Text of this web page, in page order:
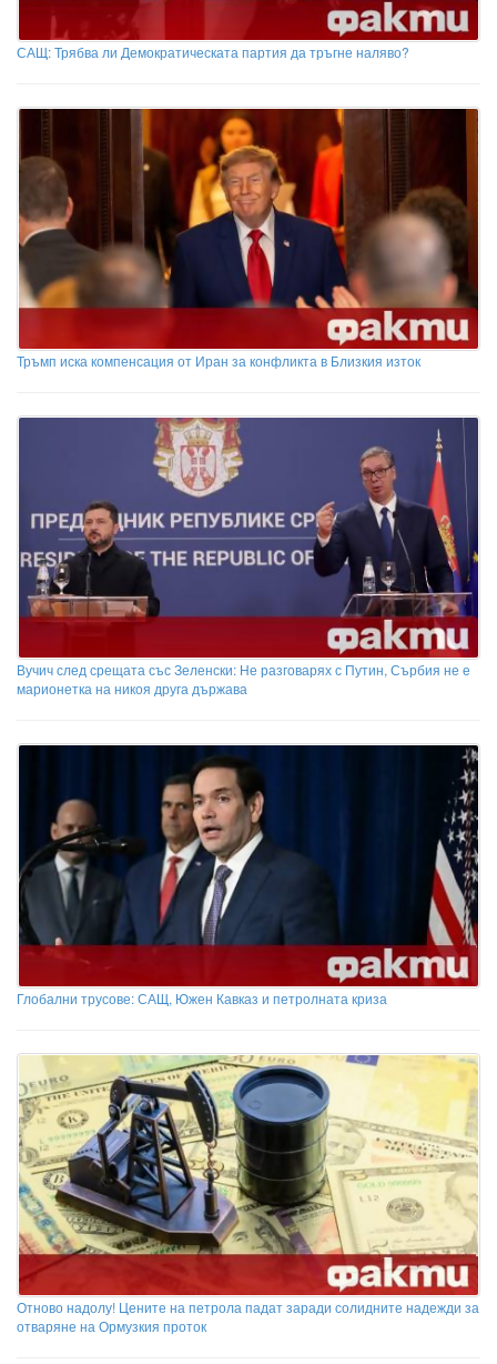
САЩ: Трябва ли Демократическата партия да тръгне наляво?
Тръмп иска компенсация от Иран за конфликта в Близкия изток
Вучич след срещата със Зеленски: Не разговарях с Путин, Сърбия не е
марионетка на никоя друга държава
Глобални трусове: САЩ, Южен Кавказ и петролната криза
Отново надолу! Цените на петрола падат заради солидните надежди за
отваряне на Ормузкия проток